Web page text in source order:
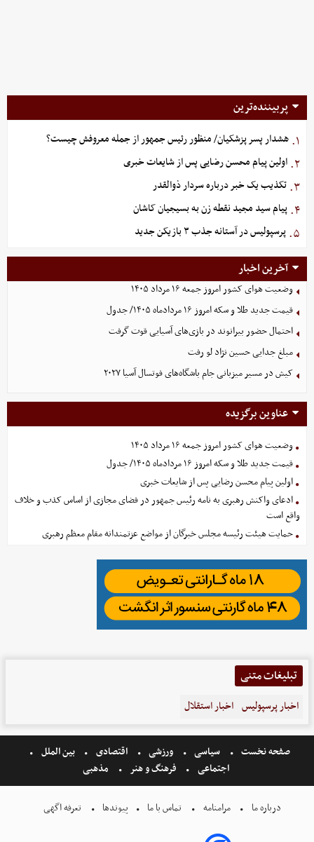
پربیننده‌ترین
۱. هشدار پسر پزشکیان/ منظور رئیس جمهور از جمله معروفش چیست؟
۲. اولین پیام محسن رضایی پس از شایعات خبری
۳. تکذیب یک خبر درباره سردار ذوالقدر
۴. پیام سید مجید نقطه زن به بسیجیان کاشان
۵. پرسپولیس در آستانه جذب ۳ بازیکن جدید
آخرین اخبار
وضعیت هوای کشور امروز جمعه ۱۶ مرداد ۱۴۰۵
قیمت جدید طلا و سکه امروز ۱۶ مردادماه ۱۴۰۵/ جدول
احتمال حضور بیرانوند در بازی‌های آسیایی قوت گرفت
مبلغ جدایی حسین نژاد لو رفت
کیش در مسیر میزبانی جام باشگاه‌های فوتسال آسیا ۲۰۲۷
عناوین برگزیده
وضعیت هوای کشور امروز جمعه ۱۶ مرداد ۱۴۰۵
قیمت جدید طلا و سکه امروز ۱۶ مردادماه ۱۴۰۵/ جدول
اولین پیام محسن رضایی پس از شایعات خبری
ادعای واکنش رهبری به نامه رئیس جمهور در فضای مجازی از اساس کذب و خلاف
واقع است
حمایت هیئت رئیسه مجلس خبرگان از مواضع عزتمندانه مقام معظم رهبری
تبلیغات متنی
اخبار پرسپولیس اخبار استقلال
صفحه نخست سیاسی ورزشی اقتصادی
بین الملل
اجتماعی
فرهنگ و هنر مذهبی
درباره ما مرامنامه تماس با ما پیوندها تعرفه اگهی